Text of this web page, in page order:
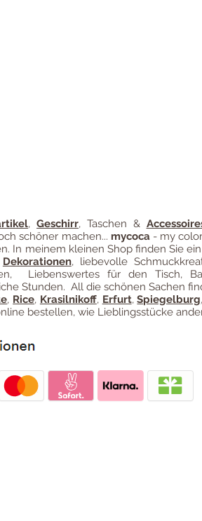
,Geschirr, Taschen &
schöner machen... mycoca - my
In meinem kleinen Shop finden Sie
Dekorationen, liebevolle
Liebenswertes für den Tisch,
Stunden. All die schönen Sachen
, Rice, Krasilnikoff, Erfurt,Spiegelburg,
bestellen, wie Lieblingsstücke